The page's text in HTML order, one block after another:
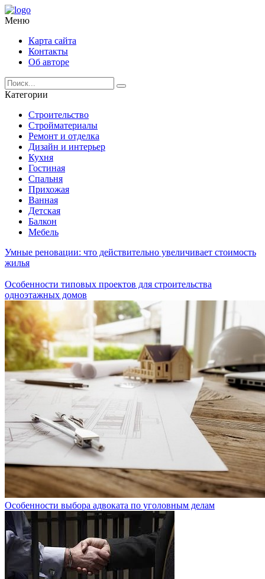
Меню
Карта сайта
Контакты
Об авторе
Категории
Строительство
Стройматериалы
Ремонт и отделка
Дизайн и интерьер
Кухня
Гостиная
Спальня
Прихожая
Ванная
Детская
Балкон
Мебель
Умные реновации: что действительно увеличивает стоимость
жилья
Особенности типовых проектов для строительства
одноэтажных домов
Особенности выбора адвоката по уголовным делам